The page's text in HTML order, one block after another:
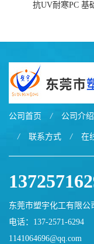
抗UV耐寒PC 基
公司首页 / 公司介绍
/ 联系方式 / 在
东莞市塑宇化工有限公
电话：137-2571-6294
1141064696@qq.com